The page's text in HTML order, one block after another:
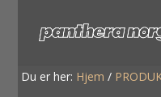
Du er her: Hjem /